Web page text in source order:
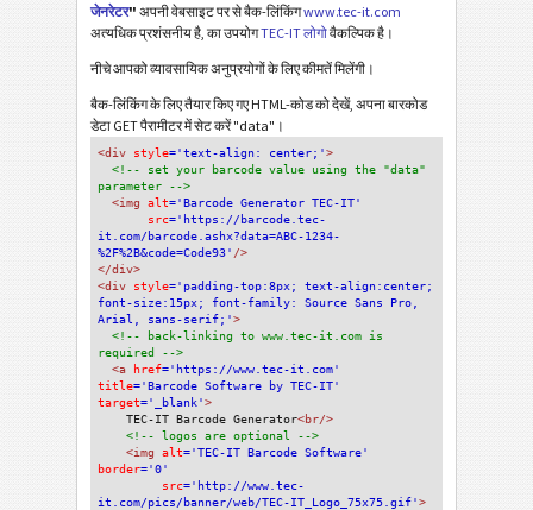
जेनरेटर" अपनी वेबसाइट पर से बैक-लिंकिंगwww.tec-it.com
अत्यधिक प्रशंसनीय है, का उपयोगTEC-IT लोगोवैकल्पिक है।
नीचे आपको व्यावसायिक अनुप्रयोगों के लिए कीमतें मिलेंगी।
बैक-लिंकिंग के लिए तैयार किए गए HTML-कोड को देखें, अपना बारकोड
डेटा GET पैरामीटर में सेट करें "data"।
<div style='text-align: center;'>
<!-- set your barcode value using the "data"
parameter -->
<img alt='Barcode Generator TEC-IT'
src='https://barcode.tec-
it.com/barcode.ashx?data=ABC-1234-
%2F%2B&code=Code93' />
</div>
<div style='padding-top:8px; text-align:center;
font-size:15px; font-family: Source Sans Pro,
Arial, sans-serif;'>
<!-- back-linking to www.tec-it.com is
required -->
<a href='https://www.tec-it.com'
title='Barcode Software by TEC-IT'
target='_blank'>
TEC-IT Barcode Generator<br/>
<!-- logos are optional -->
<img alt='TEC-IT Barcode Software'
border='0'
src='http://www.tec-
it.com/pics/banner/web/TEC-IT_Logo_75x75.gif'>